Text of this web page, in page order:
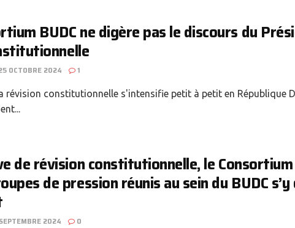
BUDC ne digère pas le discours du
OCTOBRE 2024 1
révision constitutionnelle s'intensifie petit à petit en République
de révision constitutionnelle, le
de pression réunis au sein du BUDC
2024 0